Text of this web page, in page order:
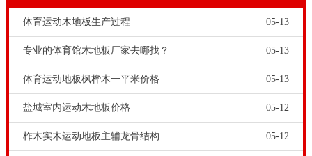
体育运动木地板生产过程 05-13
专业的体育馆木地板厂家去哪找？ 05-13
体育运动地板枫桦木一平米价格 05-13
盐城室内运动木地板价格 05-12
柞木实木运动地板主辅龙骨结构 05-12